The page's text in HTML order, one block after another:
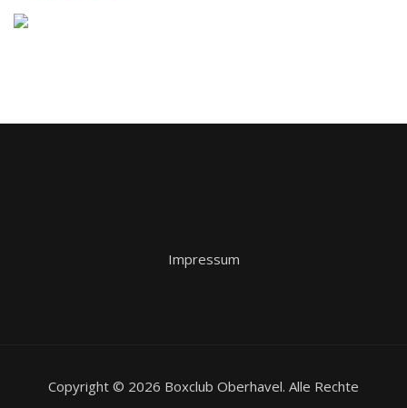
Impressum
Copyright © 2026 Boxclub Oberhavel. Alle Rechte